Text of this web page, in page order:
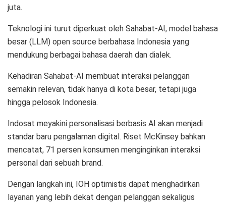
juta.
Teknologi ini turut diperkuat oleh Sahabat-AI, model bahasa
besar (LLM) open source berbahasa Indonesia yang
mendukung berbagai bahasa daerah dan dialek.
Kehadiran Sahabat-AI membuat interaksi pelanggan
semakin relevan, tidak hanya di kota besar, tetapi juga
hingga pelosok Indonesia.
Indosat meyakini personalisasi berbasis AI akan menjadi
standar baru pengalaman digital. Riset McKinsey bahkan
mencatat, 71 persen konsumen menginginkan interaksi
personal dari sebuah brand.
Dengan langkah ini, IOH optimistis dapat menghadirkan
layanan yang lebih dekat dengan pelanggan sekaligus